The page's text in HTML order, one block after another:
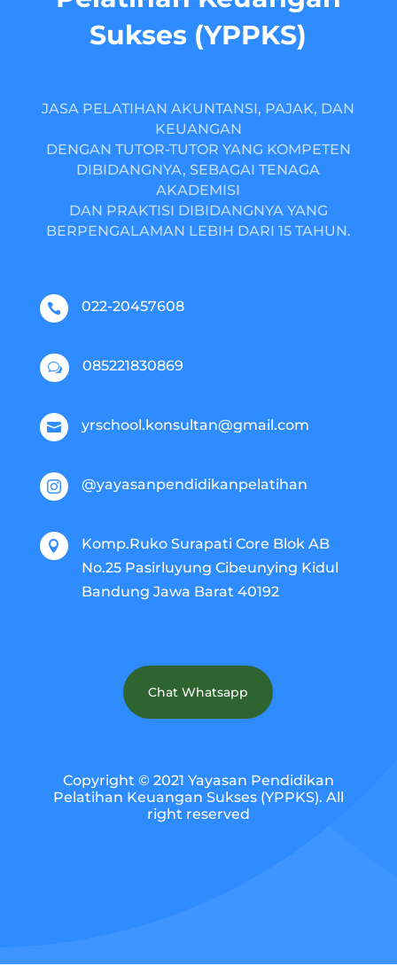
Sukses (YPPKS)
JASA PELATIHAN AKUNTANSI, PAJAK, DAN
KEUANGAN
DENGAN TUTOR-TUTOR YANG KOMPETEN
DIBIDANGNYA, SEBAGAI TENAGA
AKADEMISI
DAN PRAKTISI DIBIDANGNYA YANG
BERPENGALAMAN LEBIH DARI 15 TAHUN.
 022-20457608
w 085221830869
 yrschool.konsultan@gmail.com
 @yayasanpendidikanpelatihan

Komp.Ruko Surapati Core Blok AB
No.25 Pasirluyung Cibeunying Kidul
Bandung Jawa Barat 40192
Chat Whatsapp
Copyright © 2021 Yayasan Pendidikan
Pelatihan Keuangan Sukses (YPPKS). All
right reserved